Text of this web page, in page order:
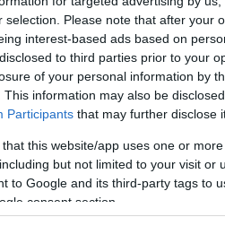
selection. Please note that after your
interest-based ads based on
to third parties prior to your
of your personal information by
This information may also be
Participants that may further disclose
that this website/app uses one or
but not limited to your visit or
to Google and its third-party tags to
consent section.
Μεσογειακού
εκπαιδευτικής και
με άλλους φορείς
με την Αγορά Εργασίας”.
πτυχιούχων για τη
εργασίας, παρέχει ένα